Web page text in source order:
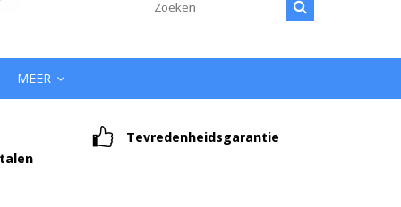
MEER
Tevredenheidsgarantie